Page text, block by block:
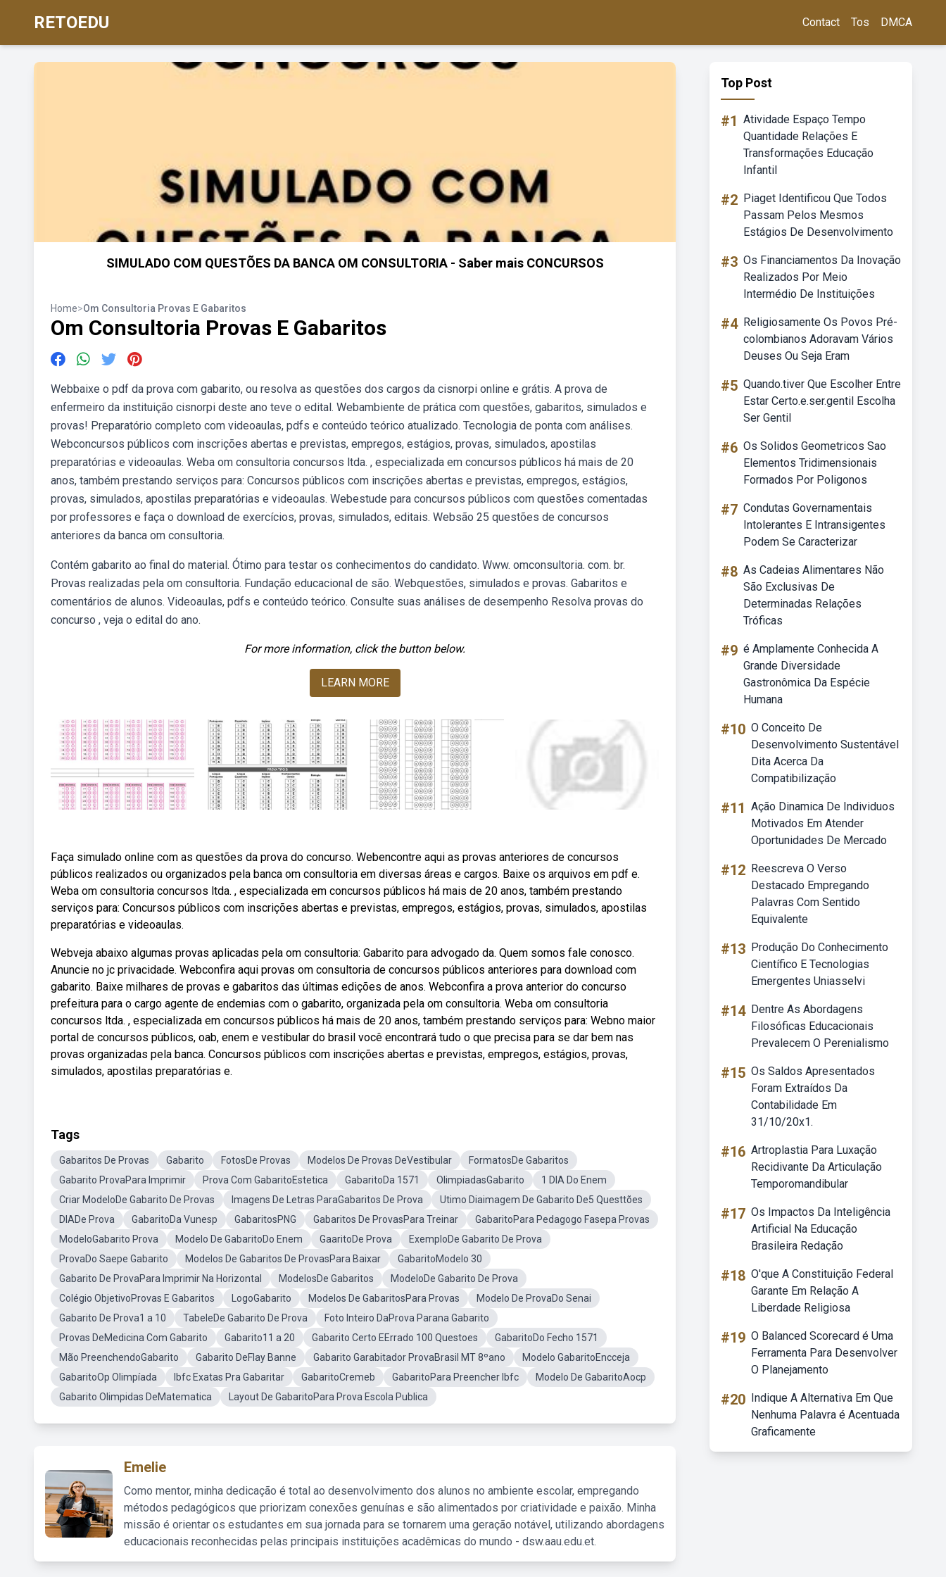
RETOEDU Contact Tos DMCA
SIMULADO COM QUESTÕES DA BANCA OM CONSULTORIA - Saber mais CONCURSOS
Home>Om Consultoria Provas E Gabaritos
Om Consultoria Provas E Gabaritos
Webbaixe o pdf da prova com gabarito, ou resolva as questões dos cargos da cisnorpi online e grátis. A prova de
enfermeiro da instituição cisnorpi deste ano teve o edital. Webambiente de prática com questões, gabaritos, simulados e
provas! Preparatório completo com videoaulas, pdfs e conteúdo teórico atualizado. Tecnologia de ponta com análises.
Webconcursos públicos com inscrições abertas e previstas, empregos, estágios, provas, simulados, apostilas
preparatórias e videoaulas. Weba om consultoria concursos ltda. , especializada em concursos públicos há mais de 20
anos, também prestando serviços para: Concursos públicos com inscrições abertas e previstas, empregos, estágios,
provas, simulados, apostilas preparatórias e videoaulas. Webestude para concursos públicos com questões comentadas
por professores e faça o download de exercícios, provas, simulados, editais. Websão 25 questões de concursos
anteriores da banca om consultoria.
Contém gabarito ao final do material. Ótimo para testar os conhecimentos do candidato. Www. omconsultoria. com. br.
Provas realizadas pela om consultoria. Fundação educacional de são. Webquestões, simulados e provas. Gabaritos e
comentários de alunos. Videoaulas, pdfs e conteúdo teórico. Consulte suas análises de desempenho Resolva provas do
concurso , veja o edital do ano.
For more information, click the button below.
LEARN MORE
Faça simulado online com as questões da prova do concurso. Webencontre aqui as provas anteriores de concursos
públicos realizados ou organizados pela banca om consultoria em diversas áreas e cargos. Baixe os arquivos em pdf e.
Weba om consultoria concursos ltda. , especializada em concursos públicos há mais de 20 anos, também prestando
serviços para: Concursos públicos com inscrições abertas e previstas, empregos, estágios, provas, simulados, apostilas
preparatórias e videoaulas.
Webveja abaixo algumas provas aplicadas pela om consultoria: Gabarito para advogado da. Quem somos fale conosco.
Anuncie no jc privacidade. Webconfira aqui provas om consultoria de concursos públicos anteriores para download com
gabarito. Baixe milhares de provas e gabaritos das últimas edições de anos. Webconfira a prova anterior do concurso
prefeitura para o cargo agente de endemias com o gabarito, organizada pela om consultoria. Weba om consultoria
concursos ltda. , especializada em concursos públicos há mais de 20 anos, também prestando serviços para: Webno maior
portal de concursos públicos, oab, enem e vestibular do brasil você encontrará tudo o que precisa para se dar bem nas
provas organizadas pela banca. Concursos públicos com inscrições abertas e previstas, empregos, estágios, provas,
simulados, apostilas preparatórias e.
Tags
Gabaritos De Provas Gabarito FotosDe Provas Modelos De Provas DeVestibular
FormatosDe Gabaritos
Gabarito ProvaPara Imprimir
Prova Com GabaritoEstetica GabaritoDa 1571 OlimpiadasGabarito
1 DIA Do Enem
Criar ModeloDe Gabarito De Provas
Imagens De Letras ParaGabaritos De Prova
Utimo Diaimagem De Gabarito De5 Questtões
DIADe Prova
GabaritoDa Vunesp GabaritosPNG Gabaritos De ProvasPara Treinar
GabaritoPara Pedagogo Fasepa Provas
ModeloGabarito Prova
Modelo De GabaritoDo Enem GaaritoDe Prova
ExemploDe Gabarito De Prova
ProvaDo Saepe Gabarito
Modelos De Gabaritos De ProvasPara Baixar
GabaritoModelo 30
Gabarito De ProvaPara Imprimir Na Horizontal
ModelosDe Gabaritos
ModeloDe Gabarito De Prova
Colégio ObjetivoProvas E Gabaritos
LogoGabarito Modelos De GabaritosPara Provas
Modelo De ProvaDo Senai
Gabarito De Prova1 a 10
TabeleDe Gabarito De Prova
Foto Inteiro DaProva Parana Gabarito
Provas DeMedicina Com Gabarito
Gabarito11 a 20 Gabarito Certo EErrado 100 Questoes
GabaritoDo Fecho 1571
Mão PreenchendoGabarito
Gabarito DeFlay Banne Gabarito Garabitador ProvaBrasil MT 8ºano
Modelo GabaritoEncceja
GabaritoOp Olimpíada
Ibfc Exatas Pra Gabaritar GabaritoCremeb GabaritoPara Preencher Ibfc
Modelo De GabaritoAocp
Gabarito Olimpidas DeMatematica
Layout De GabaritoPara Prova Escola Publica
Emelie
Como mentor, minha dedicação é total ao desenvolvimento dos alunos no ambiente escolar, empregando
métodos pedagógicos que priorizam conexões genuínas e são alimentados por criatividade e paixão. Minha
missão é orientar os estudantes em sua jornada para se tornarem uma geração notável, utilizando abordagens
educacionais reconhecidas pelas principais instituições acadêmicas do mundo - dsw.aau.edu.et.
Top Post
#1 Atividade Espaço Tempo
Quantidade Relações E
Transformações Educação
Infantil
#2 Piaget Identificou Que Todos
Passam Pelos Mesmos
Estágios De Desenvolvimento
#3 Os Financiamentos Da Inovação
Realizados Por Meio
Intermédio De Instituições
#4 Religiosamente Os Povos Pré-
colombianos Adoravam Vários
Deuses Ou Seja Eram
#5 Quando.tiver Que Escolher Entre
Estar Certo.e.ser.gentil Escolha
Ser Gentil
#6 Os Solidos Geometricos Sao
Elementos Tridimensionais
Formados Por Poligonos
#7 Condutas Governamentais
Intolerantes E Intransigentes
Podem Se Caracterizar
#8 As Cadeias Alimentares Não
São Exclusivas De
Determinadas Relações
Tróficas
#9 é Amplamente Conhecida A
Grande Diversidade
Gastronômica Da Espécie
Humana
#10 O Conceito De
Desenvolvimento Sustentável
Dita Acerca Da
Compatibilização
#11 Ação Dinamica De Individuos
Motivados Em Atender
Oportunidades De Mercado
#12 Reescreva O Verso
Destacado Empregando
Palavras Com Sentido
Equivalente
#13 Produção Do Conhecimento
Científico E Tecnologias
Emergentes Uniasselvi
#14 Dentre As Abordagens
Filosóficas Educacionais
Prevalecem O Perenialismo
#15 Os Saldos Apresentados
Foram Extraídos Da
Contabilidade Em
31/10/20x1.
#16 Artroplastia Para Luxação
Recidivante Da Articulação
Temporomandibular
#17 Os Impactos Da Inteligência
Artificial Na Educação
Brasileira Redação
#18 O'que A Constituição Federal
Garante Em Relação A
Liberdade Religiosa
#19 O Balanced Scorecard é Uma
Ferramenta Para Desenvolver
O Planejamento
#20 Indique A Alternativa Em Que
Nenhuma Palavra é Acentuada
Graficamente